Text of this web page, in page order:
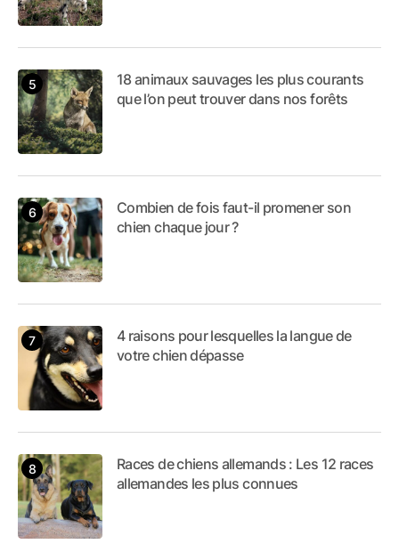
18 animaux sauvages les plus courants
que l’on peut trouver dans nos forêts
Combien de fois faut-il promener son
chien chaque jour ?
4 raisons pour lesquelles la langue de
votre chien dépasse
Races de chiens allemands : Les 12 races
allemandes les plus connues